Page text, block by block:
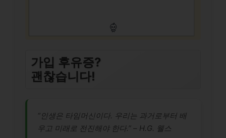
가입 후유증?
괜찮습니다!
“인생은 타임머신이다. 우리는 과거로부터 배
우고 미래로 전진해야 한다.” – H.G. 웰스